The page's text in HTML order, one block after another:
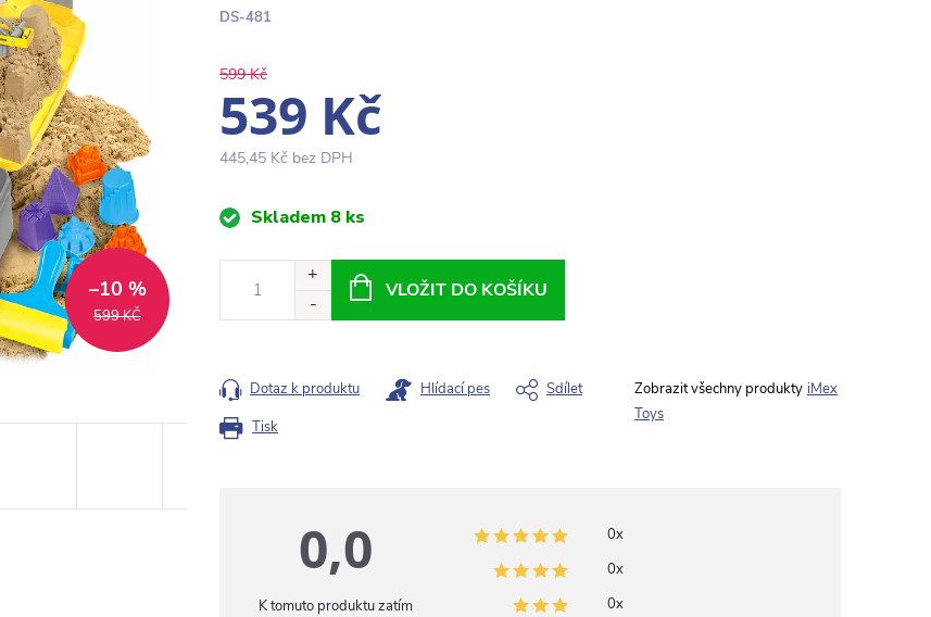
599 KČ
–10 %
DS-481
599 Kč
539 Kč
445,45 Kč bez DPH
MěrnáSkladem 8 ks
VLOŽIT DO KOŠÍKU
Tisk
Dotaz k produktu Hlídací pes Sdílet
iMex
Toys
0,0
K tomuto produktu zatím
0x
0x
0x